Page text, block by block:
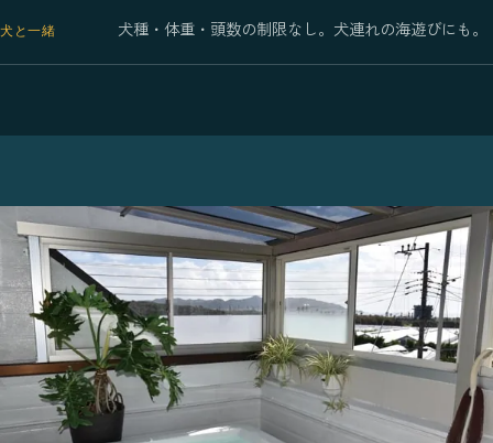
犬と一緒 犬種・体重・頭数の制限なし。犬連れの海遊びにも。